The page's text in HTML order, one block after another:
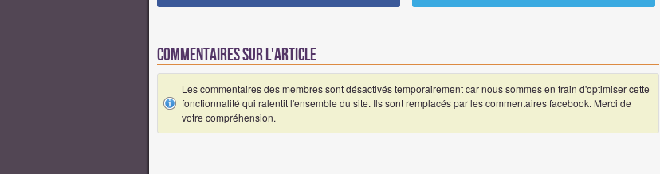
Commentaires sur l'article
Les commentaires des membres sont désactivés temporairement car nous sommes en train d'optimiser cette
fonctionnalité qui ralentit l'ensemble du site. Ils sont remplacés par les commentaires facebook. Merci de
votre compréhension.